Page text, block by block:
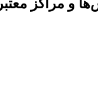
و مراکز معتبر